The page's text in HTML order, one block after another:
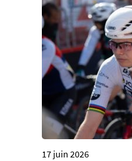
17 juin 2026